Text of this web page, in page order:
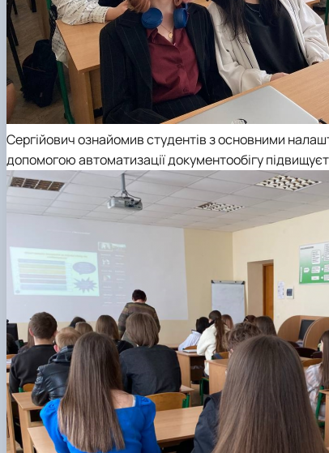
Сергійович ознайомив студентів з основними
допомогою автоматизації документообігу